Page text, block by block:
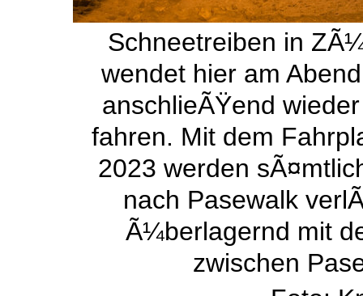
Schneetreiben in
wendet hier am
anschlieÃŸend
fahren. Mit dem
2023 werden
nach Pasewalk
Ã¼berlagernd mit
zwischen